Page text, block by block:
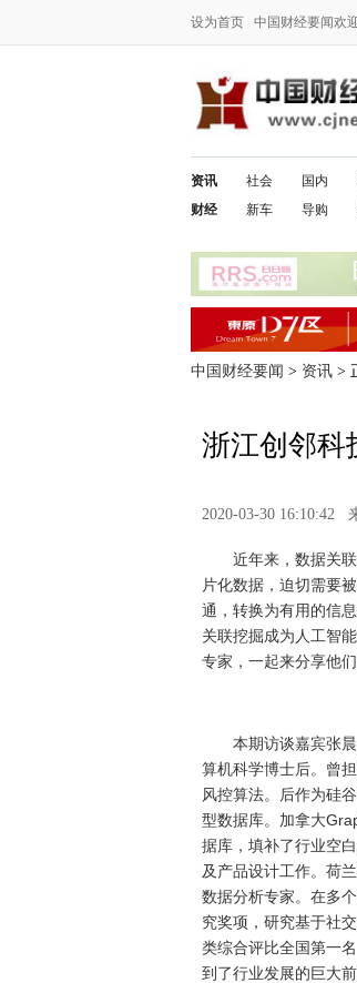
设为首页 中国财经要闻欢
资讯
财经
社会
新车
国内
导购
中国财经要闻 > 资讯 >
浙江创邻科
2020-03-30 16:10:42
近年来，数据关
片化数据，迫切需要
通，转换为有用的信
关联挖掘成为人工智
专家，一起来分享他们
本期访谈嘉宾张
算机科学博士后。曾
风控算法。后作为硅
型数据库。加拿大
据库，填补了行业空
及产品设计工作。荷
数据分析专家。在多
究奖项，研究基于社
类综合评比全国第一
到了行业发展的巨大